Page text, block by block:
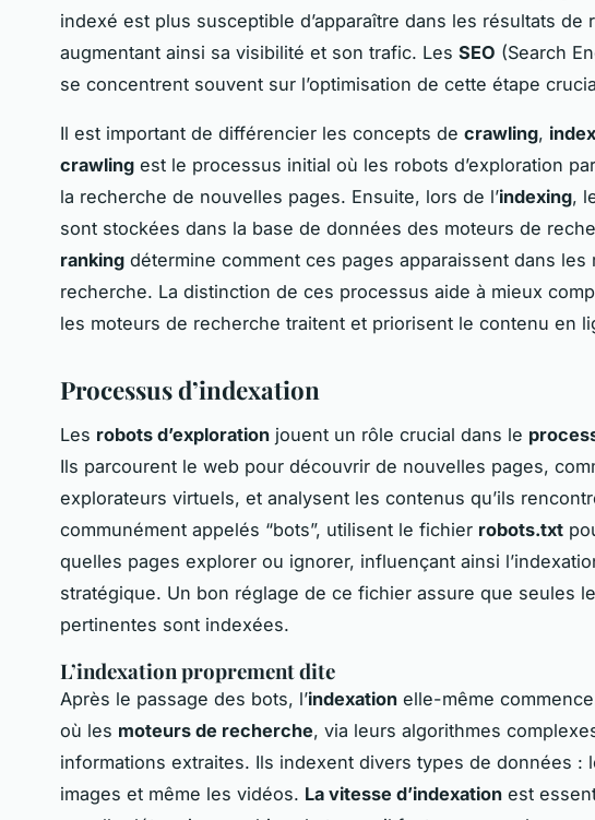
indexé est plus susceptible d’apparaître dans les résultats de
augmentant ainsi sa visibilité et son trafic. Les SEO (Search
se concentrent souvent sur l’optimisation de cette étape
Il est important de différencier les concepts de crawling,
crawling est le processus initial où les robots d’exploration
la recherche de nouvelles pages. Ensuite, lors de l’indexing,
sont stockées dans la base de données des moteurs de
ranking détermine comment ces pages apparaissent dans les
recherche. La distinction de ces processus aide à mieux
les moteurs de recherche traitent et priorisent le contenu en
Processus d’indexation
Les robots d’exploration jouent un rôle crucial dans le
Ils parcourent le web pour découvrir de nouvelles pages,
explorateurs virtuels, et analysent les contenus qu’ils
communément appelés “bots”, utilisent le fichier robots.txt
quelles pages explorer ou ignorer, influençant ainsi
stratégique. Un bon réglage de ce fichier assure que seules
pertinentes sont indexées.
L’indexation proprement dite
Après le passage des bots, l’indexation elle-même
où les moteurs de recherche, via leurs algorithmes
informations extraites. Ils indexent divers types de données :
images et même les vidéos. La vitesse d’indexation est